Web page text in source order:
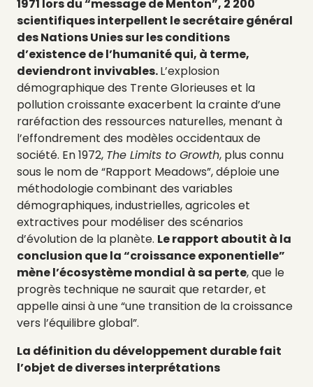
1971 lors du “message de Menton”, 2 200
scientifiques interpellent le secrétaire général
des Nations Unies sur les conditions
d’existence de l’humanité qui, à terme,
deviendront invivables.L’explosion
démographique des Trente Glorieuses et la
pollution croissante exacerbent la crainte d’une
raréfaction des ressources naturelles, menant à
l’effondrement des modèles occidentaux de
société. En 1972, The Limits to Growth, plus connu
sous le nom de “Rapport Meadows”, déploie une
méthodologie combinant des variables
démographiques, industrielles, agricoles et
extractives pour modéliser des scénarios
d’évolution de la planète. Le rapport aboutit à la
conclusion que la “croissance exponentielle”
mène l’écosystème mondial à sa perte, que le
progrès technique ne saurait que retarder, et
appelle ainsi à une “une transition de la croissance
vers l’équilibre global”.
La définition du développement durable fait
l’objet de diverses interprétations